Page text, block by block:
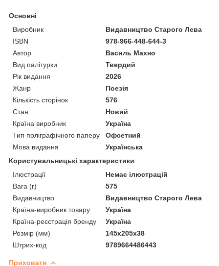
Основні
Виробник
Видавництво Старого Лева
ISBN
978-966-448-644-3
Автор
Василь Махно
Вид палітурки
Твердий
Рік видання
2026
Жанр
Поезія
Кількість сторінок
576
Стан
Новий
Країна виробник
Україна
Тип поліграфічного паперу
Офсетний
Мова видання
Українська
Користувальницькі характеристики
Ілюстрації
Немає ілюстрацій
Вага (г)
575
Видавництво
Видавництво Старого Лева
Країна-виробник товару
Україна
Країна-реєстрація бренду
Україна
Розмір (мм)
145x205х38
Штрих-код
9789664486443
Приховати